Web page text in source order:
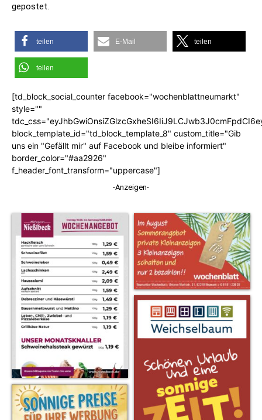
gepostet.
teilen E-Mail teilen
teilen
[td_block_social_counter facebook="wochenblattneumarkt"
style=""
block_template_id="td_block_template_8" custom_title="Gib
uns ein "Gefällt mir" auf Facebook und bleibe informiert"
border_color="#aa2926"
f_header_font_transform="uppercase"]
-Anzeigen-